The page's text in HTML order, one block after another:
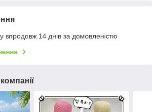
впродовж 14 днів за домовленістю